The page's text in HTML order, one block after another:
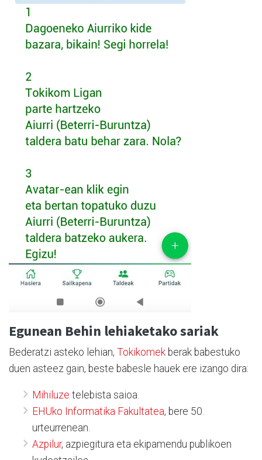
Egunean Behin lehiaketako sariak
Bederatzi asteko lehian, Tokikomek berak babestuko
duen asteez gain, beste babesle hauek ere izango dira:
Mihiluze telebista saioa.
EHUko Informatika Fakultatea, bere 50.
urteurrenean.
Azpilur, azpiegitura eta ekipamendu publikoen